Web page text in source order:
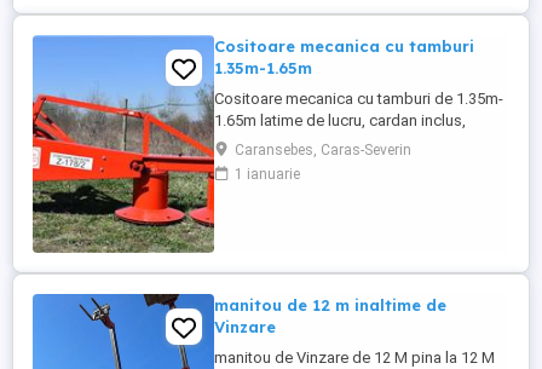
Cositoare mecanica cu tamburi
1.35m-1.65m
Cositoare mecanica cu tamburi de 1.35m-
1.65m latime de lucru, cardan inclus,
prelata, cheie de cutite Transport in toate
judetele
Caransebes, Caras-Severin
1 ianuarie
manitou de 12 m inaltime de
Vinzare
manitou de Vinzare de 12 M pina la 12 M